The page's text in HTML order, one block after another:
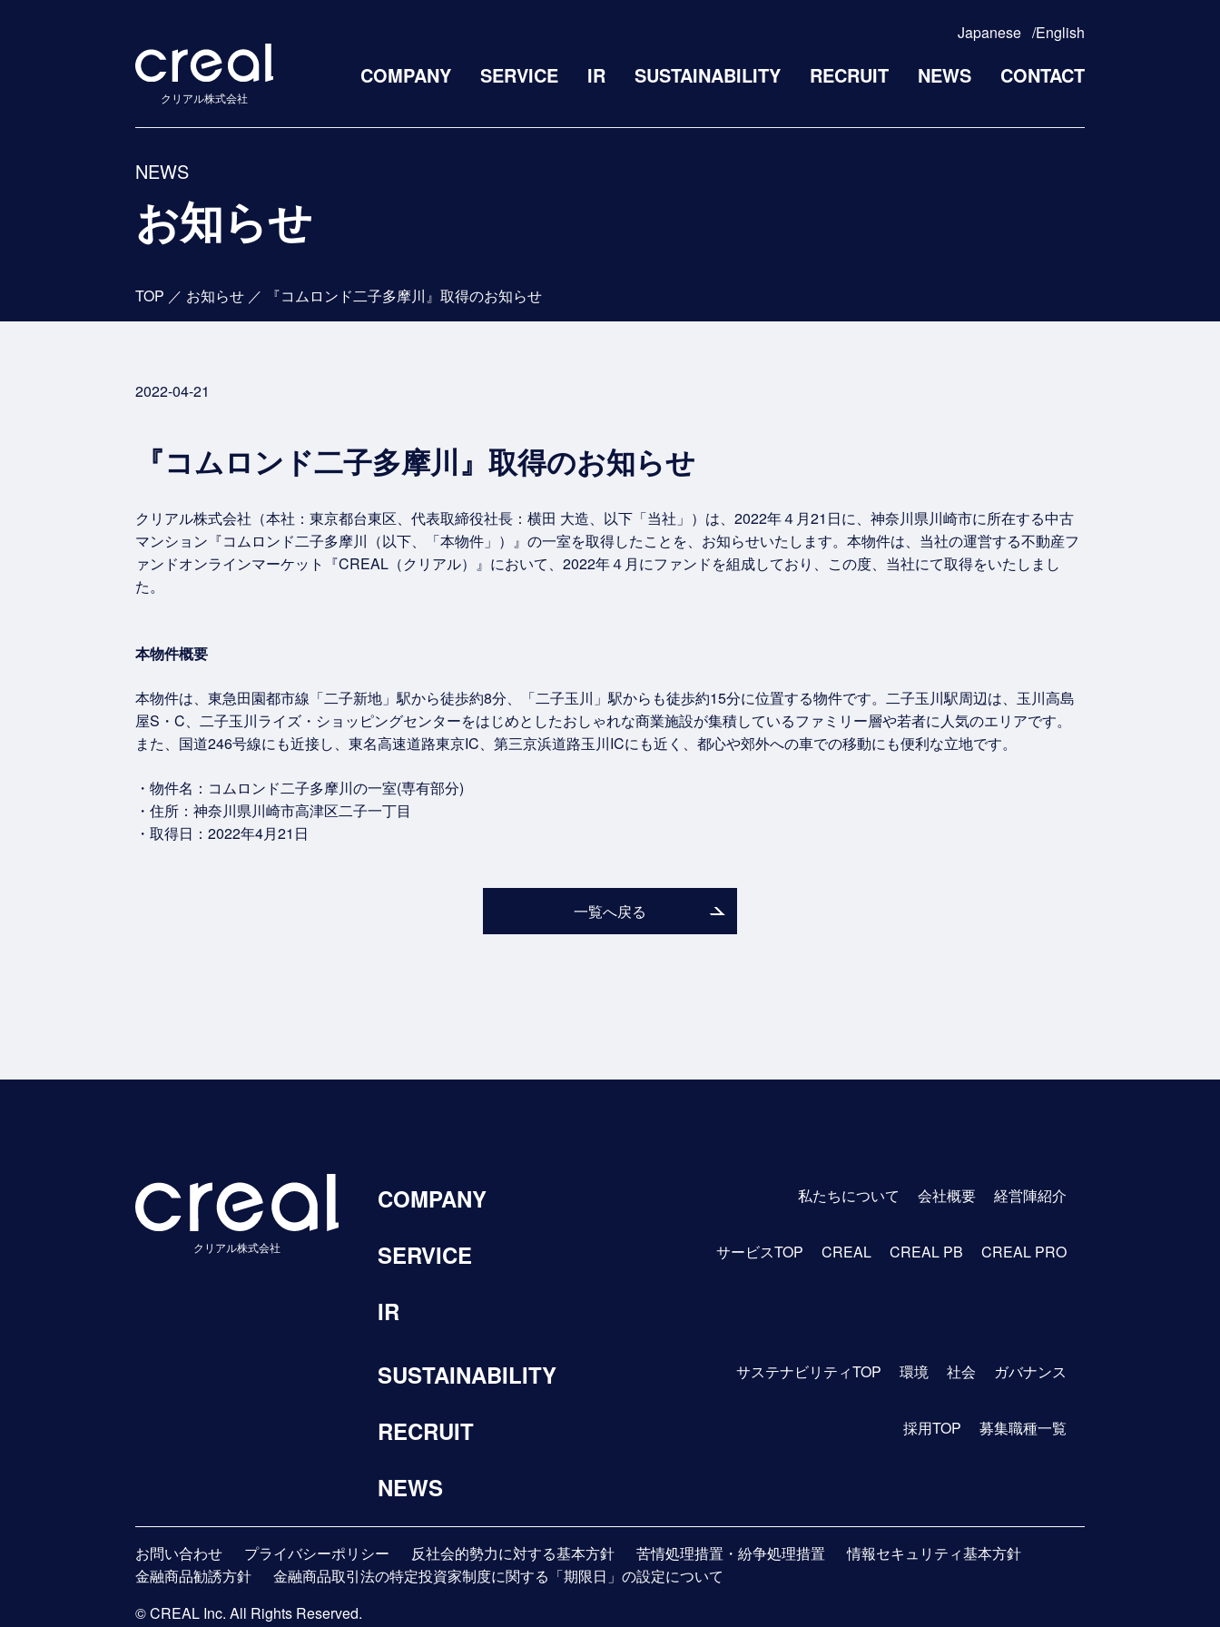
English
Japanese
クリアル株式会社
COMPANY SERVICE IR SUSTAINABILITY RECRUIT NEWS CONTACT
NEWS
お知らせ
TOP ／ お知らせ／ 『コムロンド二子多摩川』取得のお知らせ
2022-04-21
『コムロンド二子多摩川』取得のお知らせ
クリアル株式会社（本社：東京都台東区、代表取締役社長：横田 大造、以下「当社」）は、2022年４月21日に、神奈川県川崎市に所在する中古
マンション『コムロンド二子多摩川（以下、「本物件」）』の一室を取得したことを、お知らせいたします。本物件は、当社の運営する不動産フ
ァンドオンラインマーケット『CREAL（クリアル）』において、2022年４月にファンドを組成しており、この度、当社にて取得をいたしまし
た。
本物件概要
本物件は、東急田園都市線「二子新地」駅から徒歩約8分、「二子玉川」駅からも徒歩約15分に位置する物件です。二子玉川駅周辺は、玉川高島
屋S・C、二子玉川ライズ・ショッピングセンターをはじめとしたおしゃれな商業施設が集積しているファミリー層や若者に人気のエリアです。
また、国道246号線にも近接し、東名高速道路東京IC、第三京浜道路玉川ICにも近く、都心や郊外への車での移動にも便利な立地です。
・物件名：コムロンド二子多摩川の一室(専有部分)
・住所：神奈川県川崎市高津区二子一丁目
・取得日：2022年4月21日
一覧へ戻る
クリアル株式会社
COMPANY 私たちについて 会社概要 経営陣紹介
SERVICE サービスTOP CREAL CREAL PB CREAL PRO
IR
SUSTAINABILITY サステナビリティTOP 環境 社会 ガバナンス
RECRUIT 採用TOP 募集職種一覧
NEWS
お問い合わせ プライバシーポリシー 反社会的勢力に対する基本方針 苦情処理措置・紛争処理措置
情報セキュリティ基本方針
金融商品勧誘方針
金融商品取引法の特定投資家制度に関する「期限日」の設定について
© CREAL Inc. All Rights Reserved.